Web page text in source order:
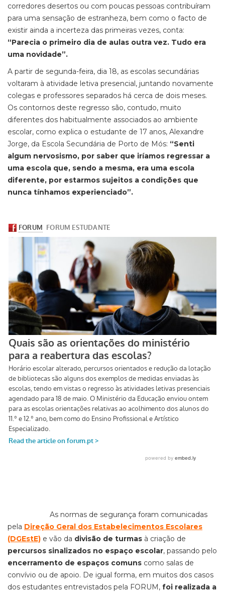
corredores desertos ou com poucas pessoas contribuíram
para uma sensação de estranheza, bem como o facto de
existir ainda a incerteza das primeiras vezes, conta:
“Parecia o primeiro dia de aulas outra vez. Tudo era
uma novidade”.
A partir de segunda-feira, dia 18, as escolas secundárias
voltaram à atividade letiva presencial, juntando novamente
colegas e professores separados há cerca de dois meses.
Os contornos deste regresso são, contudo, muito
diferentes dos habitualmente associados ao ambiente
escolar, como explica o estudante de 17 anos, Alexandre
Jorge, da Escola Secundária de Porto de Mós: “Senti
algum nervosismo, por saber que iríamos regressar a
uma escola que, sendo a mesma, era uma escola
diferente, por estarmos sujeitos a condições que
nunca tínhamos experienciado”.
As normas de segurança foram comunicadas
pela Direção Geral dos Estabelecimentos Escolares
(DGEstE) e vão da divisão de turmas à criação de
percursos sinalizados no espaço escolar, passando pelo
encerramento de espaços comuns como salas de
convívio ou de apoio. De igual forma, em muitos dos casos
dos estudantes entrevistados pela FORUM, foi realizada a